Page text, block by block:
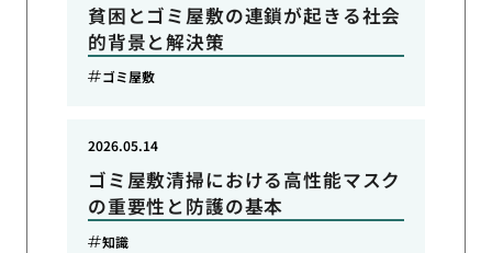
貧困とゴミ屋敷の連鎖が起きる社会
的背景と解決策
ゴミ屋敷
ゴミ屋敷清掃における高性能マスク
の重要性と防護の基本
2026.05.14
知識